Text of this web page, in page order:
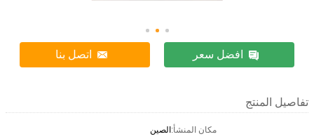
افضل سعر اتصل بنا
تفاصيل المنتج
مكان المنشأ:الصين